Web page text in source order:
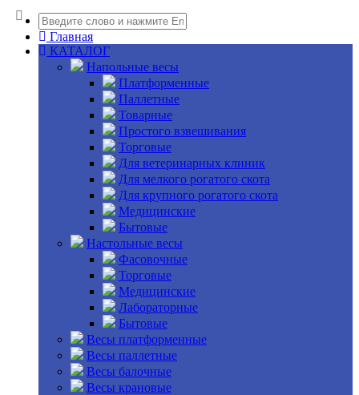
Главная
КАТАЛОГ
Напольные весы
Платформенные
Паллетные
Товарные
Простого взвешивания
Торговые
Для ветеринарных клиник
Для мелкого рогатого скота
Для крупного рогатого скота
Медицинские
Бытовые
Настольные весы
Фасовочные
Торговые
Медицинские
Лабораторные
Бытовые
Весы платформенные
Весы паллетные
Весы балочные
Весы крановые